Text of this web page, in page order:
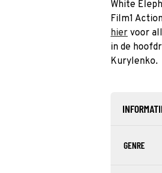
White
Film1
hier voor
in de
Kurylenko.
GENRE